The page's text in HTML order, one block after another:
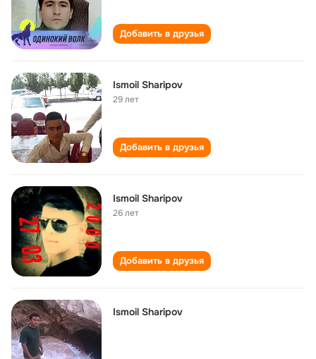
Добавить в друзья
Ismoil Sharipov
29 лет
Добавить в друзья
Ismoil Sharipov
26 лет
Добавить в друзья
Ismoil Sharipov